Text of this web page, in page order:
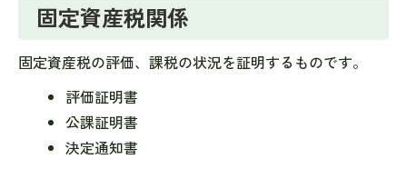
固定資産税関係
固定資産税の評価、課税の状況を証明するものです。
評価証明書
公課証明書
決定通知書